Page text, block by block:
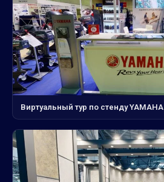
Виртуальный тур по стенду YAMAHA